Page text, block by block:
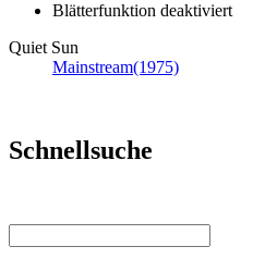
Blätterfunktion deaktiviert
Quiet Sun
Mainstream(1975)
Schnellsuche